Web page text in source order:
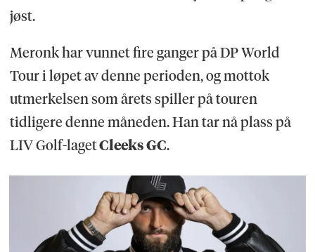
jøst.
Meronk har vunnet fire ganger på DP World
Tour i løpet av denne perioden, og mottok
utmerkelsen som årets spiller på touren
tidligere denne måneden. Han tar nå plass på
LIV Golf-lagetCleeks GC.